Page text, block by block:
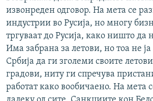
извонреден одговор. На мета се
индустрии во Русија, но многу
тргуваат до Русија, како ништо да
Има забрана за летови, но тоа не
Србија да ги зголеми своите
градови, ниту ги спречува
работат како вообичаено. На мета